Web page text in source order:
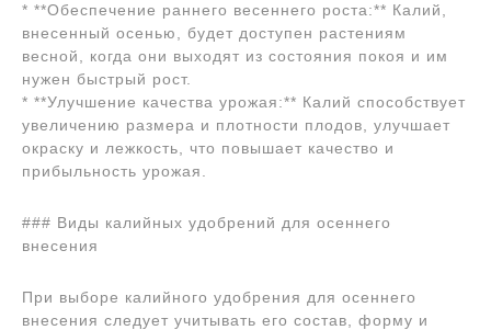
* **Обеспечение раннего весеннего роста:** Калий,
внесенный осенью, будет доступен растениям
весной, когда они выходят из состояния покоя и им
нужен быстрый рост.
* **Улучшение качества урожая:** Калий способствует
увеличению размера и плотности плодов, улучшает
окраску и лежкость, что повышает качество и
прибыльность урожая.
### Виды калийных удобрений для осеннего
внесения
При выборе калийного удобрения для осеннего
внесения следует учитывать его состав, форму и